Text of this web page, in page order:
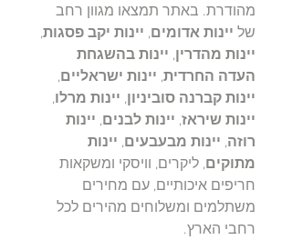
מהודרת. באתר תמצאו מגוון רחב
של יינות אדומים, יינות יקב פסגות,
יינות מהדרין, יינות בהשגחת
העדה החרדית, יינות ישראליים,
יינות קברנה סוביניון, יינות מרלו,
יינות שיראז, יינות לבנים, יינות
רוזה, יינות מבעבעים, יינות
מתוקים, ליקרים, וויסקי ומשקאות
חריפים איכותיים, עם מחירים
משתלמים ומשלוחים מהירים לכל
רחבי הארץ.